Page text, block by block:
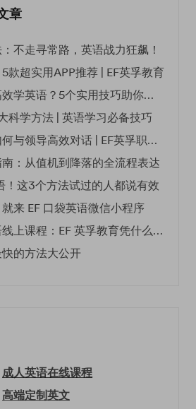
章
不走寻常路，英语战力狂飙！
款超实用APP推荐 | EF英孚教育
普通打工人如何高效学英语？5个实用技巧助你突破职场瓶颈
科学方法 | 英语学习必备技巧
职场沟通秘籍：如何与领导高效对话 | EF英孚职场指南
：从值机到降落的全流程表达
这3个方法试过的人都说有效
来 EF 口袋英语微信小程序
探寻成人英语口语线上课程：EF 英孚教育凭什么领航
的方法大公开
成人英语在线课程
高端定制英文